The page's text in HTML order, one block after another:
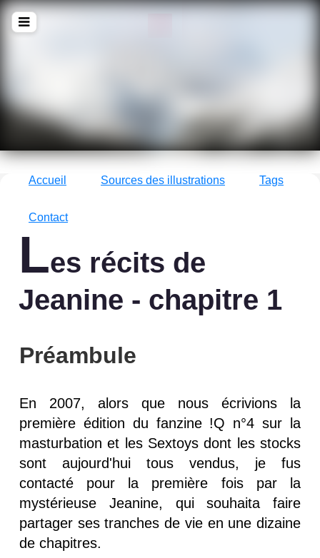
La culture avec un grand !Q
Accueil Sources des illustrations Tags
Contact
Les récits de
Jeanine - chapitre 1
Préambule
En 2007, alors que nous écrivions la
première édition du fanzine !Q n°4 sur la
masturbation et les Sextoys dont les stocks
sont aujourd'hui tous vendus, je fus
contacté pour la première fois par la
mystérieuse Jeanine, qui souhaita faire
partager ses tranches de vie en une dizaine
de chapitres.